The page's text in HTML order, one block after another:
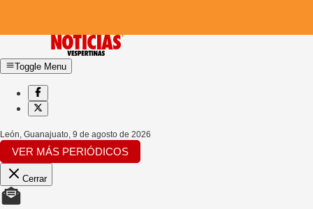
Toggle Menu
León, Guanajuato, 9 de agosto de 2026
VER MÁS PERIÓDICOS
Cerrar